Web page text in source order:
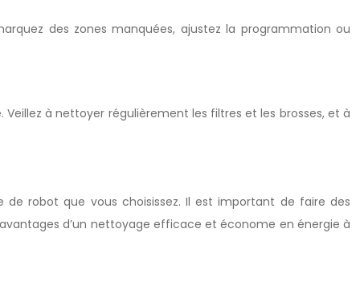
des zones manquées, ajustez la programmation ou
à nettoyer régulièrement les filtres et les brosses, et à
robot que vous choisissez. Il est important de faire des
d’un nettoyage efficace et économe en énergie à